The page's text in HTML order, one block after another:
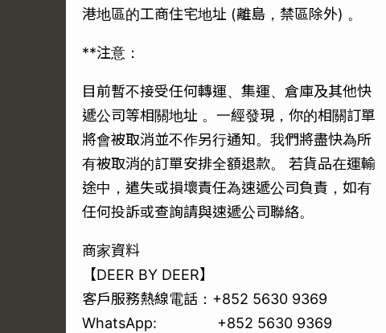
港地區的工商住宅地址 (離島，禁區除外) 。
**注意：
目前暫不接受任何轉運、集運、倉庫及其他快
遞公司等相關地址 。一經發現，你的相關訂單
將會被取消並不作另行通知。我們將盡快為所
有被取消的訂單安排全額退款。 若貨品在運輸
途中，遣失或損壞責任為速遞公司負責，如有
任何投訴或查詢請與速遞公司聯絡。
商家資料
【DEER BY DEER】
客戶服務熱線電話：+852 5630 9369
WhatsApp:
+852 5630 9369